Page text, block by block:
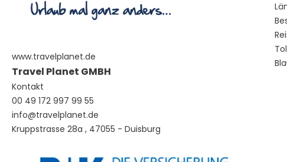
www.travelplanet.de
Travel Planet GMBH
Kontakt
00 49 172 997 99 55
info@travelplanet.de
Kruppstrasse 28a , 47055 - Duisburg